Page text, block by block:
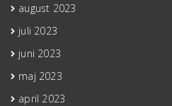
august 2023
juli 2023
juni 2023
maj 2023
april 2023